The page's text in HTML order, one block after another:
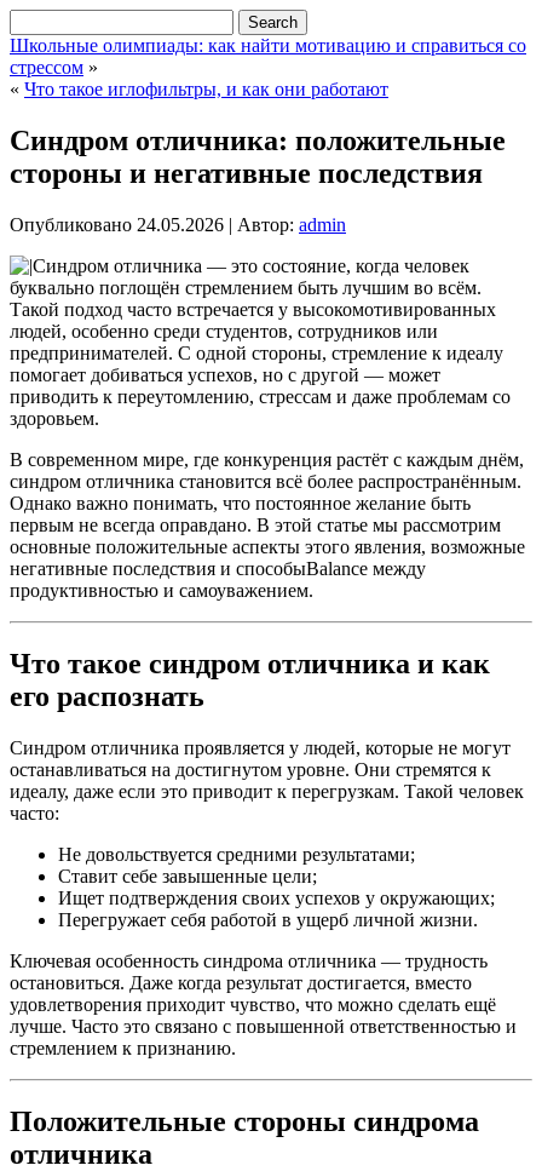
Школьные олимпиады: как найти мотивацию и справиться со
стрессом »
« Что такое иглофильтры, и как они работают
Синдром отличника: положительные
стороны и негативные последствия
Опубликовано 24.05.2026 | Автор: admin
Синдром отличника — это состояние, когда человек
буквально поглощён стремлением быть лучшим во всём.
Такой подход часто встречается у высокомотивированных
людей, особенно среди студентов, сотрудников или
предпринимателей. С одной стороны, стремление к идеалу
помогает добиваться успехов, но с другой — может
приводить к переутомлению, стрессам и даже проблемам со
здоровьем.
В современном мире, где конкуренция растёт с каждым днём,
синдром отличника становится всё более распространённым.
Однако важно понимать, что постоянное желание быть
первым не всегда оправдано. В этой статье мы рассмотрим
основные положительные аспекты этого явления, возможные
негативные последствия и способыBalance между
продуктивностью и самоуважением.
Что такое синдром отличника и как
его распознать
Синдром отличника проявляется у людей, которые не могут
останавливаться на достигнутом уровне. Они стремятся к
идеалу, даже если это приводит к перегрузкам. Такой человек
часто:
Не довольствуется средними результатами;
Ставит себе завышенные цели;
Ищет подтверждения своих успехов у окружающих;
Перегружает себя работой в ущерб личной жизни.
Ключевая особенность синдрома отличника — трудность
остановиться. Даже когда результат достигается, вместо
удовлетворения приходит чувство, что можно сделать ещё
лучше. Часто это связано с повышенной ответственностью и
стремлением к признанию.
Положительные стороны синдрома
отличника